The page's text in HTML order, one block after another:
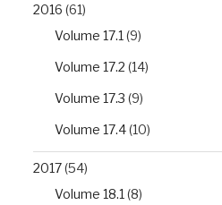
2016 (61)
Volume 17.1 (9)
Volume 17.2 (14)
Volume 17.3 (9)
Volume 17.4(10)
2017(54)
Volume 18.1 (8)